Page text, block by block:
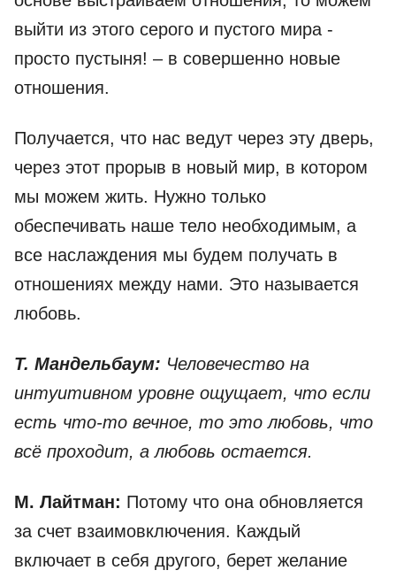
выйти из этого серого и пустого мира -
просто пустыня! – в совершенно новые
отношения.
Получается, что нас ведут через эту дверь,
через этот прорыв в новый мир, в котором
мы можем жить. Нужно только
обеспечивать наше тело необходимым, а
все наслаждения мы будем получать в
отношениях между нами. Это называется
любовь.
Т. Мандельбаум: Человечество на
интуитивном уровне ощущает, что если
есть что-то вечное, то это любовь, что
всё проходит, а любовь остается.
М. Лайтман: Потому что она обновляется
за счет взаимовключения. Каждый
включает в себя другого, берет желание